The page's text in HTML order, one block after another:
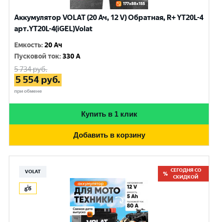
Аккумулятор VOLAT (20 Ач, 12 V) Обратная, R+ YT20L-4
арт.YT20L-4(iGEL)Volat
Емкость:20 Ач
Пусковой ток:330 A
5 734руб.
5 554 руб.
при обмене
Купить в 1 клик
Добавить в корзину
VOLAT
СЕГОДНЯ СО
СКИДКОЙ